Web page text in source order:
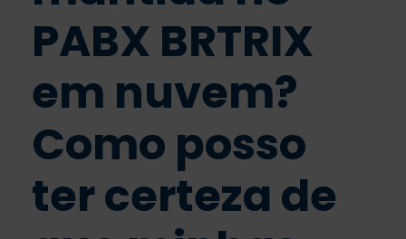
PABX BRTRIX
em nuvem?
Como posso
ter certeza de